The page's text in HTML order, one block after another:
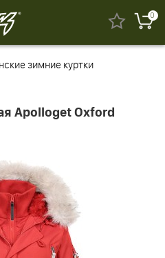
0
зимние куртки
Apolloget Oxford